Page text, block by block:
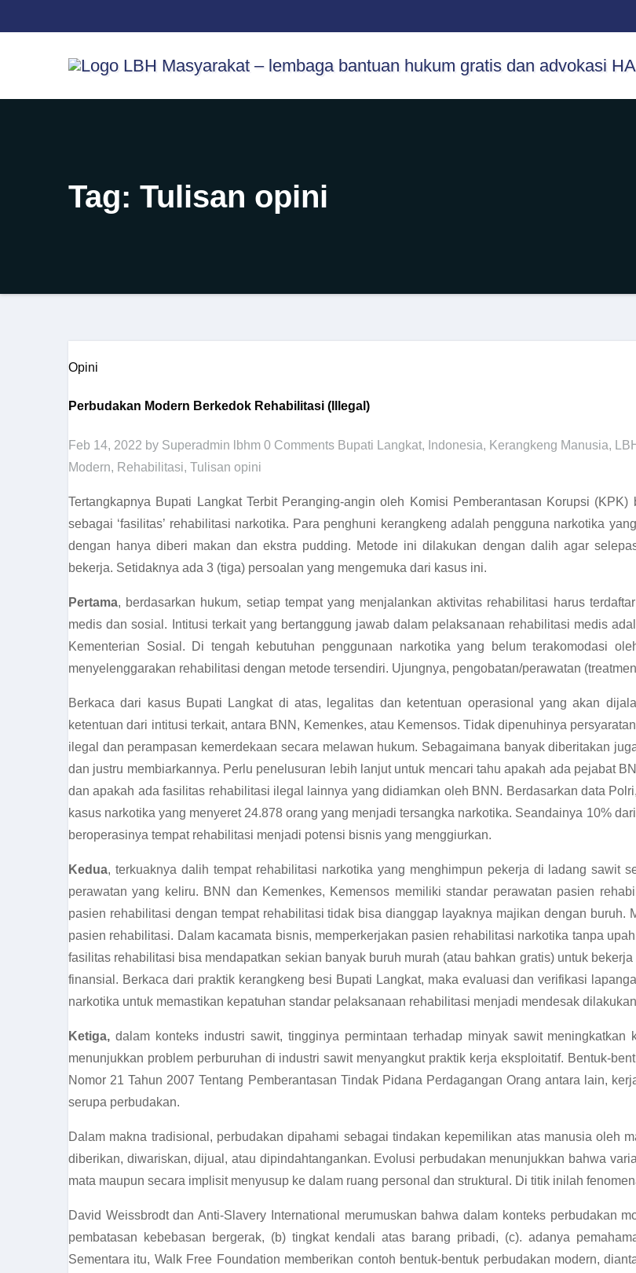
to
Tag: Tulisan opini
Opini
Perbudakan Modern Berkedok Rehabilitasi (Illegal)
Feb 14, 2022 by Superadmin lbhm 0 Comments Bupati Langkat, Indonesia, Kerangkeng Manusia,
Modern, Rehabilitasi, Tulisan opini
Tertangkapnya Bupati Langkat Terbit Peranging-angin oleh Komisi Pemberantasan Korupsi
sebagai ‘fasilitas’ rehabilitasi narkotika. Para penghuni kerangkeng adalah pengguna narkotika
dengan hanya diberi makan dan ekstra pudding. Metode ini dilakukan dengan dalih agar
bekerja. Setidaknya ada 3 (tiga) persoalan yang mengemuka dari kasus ini.
Pertama, berdasarkan hukum, setiap tempat yang menjalankan aktivitas rehabilitasi harus
medis dan sosial. Intitusi terkait yang bertanggung jawab dalam pelaksanaan rehabilitasi medis
Kementerian Sosial. Di tengah kebutuhan penggunaan narkotika yang belum terakomodasi
menyelenggarakan rehabilitasi dengan metode tersendiri. Ujungnya, pengobatan/perawatan
Berkaca dari kasus Bupati Langkat di atas, legalitas dan ketentuan operasional yang akan
ketentuan dari intitusi terkait, antara BNN, Kemenkes, atau Kemensos. Tidak dipenuhinya
ilegal dan perampasan kemerdekaan secara melawan hukum. Sebagaimana banyak diberitakan
dan justru membiarkannya. Perlu penelusuran lebih lanjut untuk mencari tahu apakah ada pejabat
dan apakah ada fasilitas rehabilitasi ilegal lainnya yang didiamkan oleh BNN. Berdasarkan data
kasus narkotika yang menyeret 24.878 orang yang menjadi tersangka narkotika. Seandainya 10%
beroperasinya tempat rehabilitasi menjadi potensi bisnis yang menggiurkan.
Kedua, terkuaknya dalih tempat rehabilitasi narkotika yang menghimpun pekerja di ladang sawit
perawatan yang keliru. BNN dan Kemenkes, Kemensos memiliki standar perawatan pasien
pasien rehabilitasi dengan tempat rehabilitasi tidak bisa dianggap layaknya majikan dengan buruh.
pasien rehabilitasi. Dalam kacamata bisnis, memperkerjakan pasien rehabilitasi narkotika tanpa
fasilitas rehabilitasi bisa mendapatkan sekian banyak buruh murah (atau bahkan gratis) untuk
finansial. Berkaca dari praktik kerangkeng besi Bupati Langkat, maka evaluasi dan verifikasi
narkotika untuk memastikan kepatuhan standar pelaksanaan rehabilitasi menjadi mendesak
Ketiga, dalam konteks industri sawit, tingginya permintaan terhadap minyak sawit
menunjukkan problem perburuhan di industri sawit menyangkut praktik kerja eksploitatif. Bentuk-
Nomor 21 Tahun 2007 Tentang Pemberantasan Tindak Pidana Perdagangan Orang antara lain,
serupa perbudakan.
Dalam makna tradisional, perbudakan dipahami sebagai tindakan kepemilikan atas manusia oleh
diberikan, diwariskan, dijual, atau dipindahtangankan. Evolusi perbudakan menunjukkan bahwa
mata maupun secara implisit menyusup ke dalam ruang personal dan struktural. Di titik inilah
David Weissbrodt dan Anti-Slavery International merumuskan bahwa dalam konteks perbudakan
pembatasan kebebasan bergerak, (b) tingkat kendali atas barang pribadi, (c). adanya
Sementara itu, Walk Free Foundation memberikan contoh bentuk-bentuk perbudakan modern,